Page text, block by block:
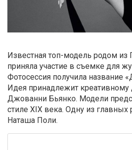
Известная топ-модель родом
приняла участие в съемке для
Фотосессия получила название
Идея принадлежит креативному
Джованни Бьянко. Модели
стиле XIX века. Одну из главных
Наташа Поли.